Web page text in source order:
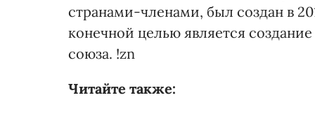
странами-членами, был создан в
конечной целью является
союза. !zn
Читайте также: